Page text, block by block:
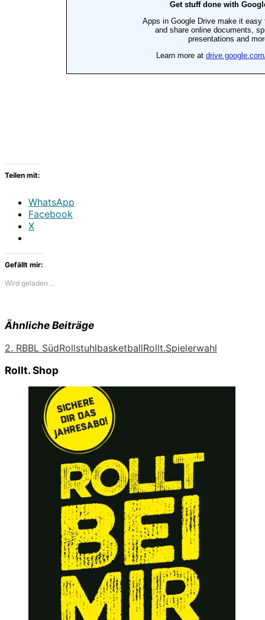
Teilen mit:
WhatsApp
Facebook
X
Gefällt mir:
Wird geladen …
Ähnliche Beiträge
2. RBBL SüdRollstuhlbasketballRollt.Spielerwahl
Rollt. Shop